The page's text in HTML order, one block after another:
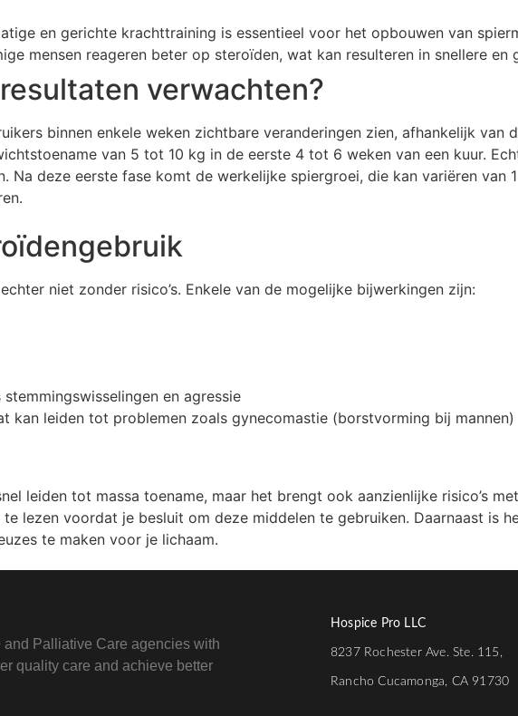
en gerichte krachttraining is essentieel voor het opbouwen van
mensen reageren beter op steroïden, wat kan resulteren in snellere en
verwachten?
binnen enkele weken zichtbare veranderingen zien, afhankelijk van
van 5 tot 10 kg in de eerste 4 tot 6 weken van een kuur.
Na deze eerste fase komt de werkelijke spiergroei, die kan variëren van
niet zonder risico’s. Enkele van de mogelijke bijwerkingen zijn:
en agressie
kan leiden tot problemen zoals gynecomastie (borstvorming bij mannen)
leiden tot massa toename, maar het brengt ook aanzienlijke risico’s
lezen voordat je besluit om deze middelen te gebruiken. Daarnaast is
te maken voor je lichaam.
Palliative Care agencies with
quality care and achieve better
Hospice Pro LLC
8237 Rochester Ave. Ste. 115,
Rancho Cucamonga, CA 91730